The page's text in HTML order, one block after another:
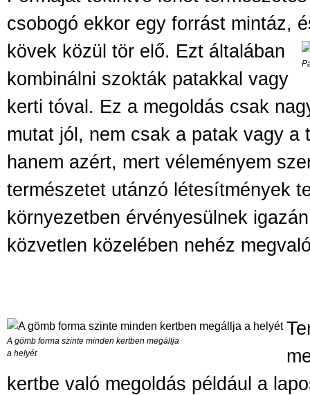
csobogó ekkor egy forrást mintáz,
kövek közül tör elő. Ezt általában
kombinálni szokták patakkal vagy
kerti tóval. Ez a megoldás csak
mutat jól, nem csak a patak vagy a
hanem azért, mert véleményem
természetet utánzó létesítmények
környezetben érvényesülnek
közvetlen közelében nehéz
A gömb forma szinte minden kertben megállja
a helyét
kertbe való megoldás például a